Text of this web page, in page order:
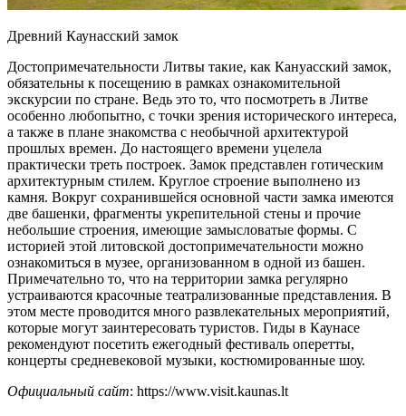
Древний Каунасский замок
Достопримечательности Литвы такие, как Кануасский замок,
обязательны к посещению в рамках ознакомительной
экскурсии по стране. Ведь это то, что посмотреть в Литве
особенно любопытно, с точки зрения исторического интереса,
а также в плане знакомства с необычной архитектурой
прошлых времен. До настоящего времени уцелела
практически треть построек. Замок представлен готическим
архитектурным стилем. Круглое строение выполнено из
камня. Вокруг сохранившейся основной части замка имеются
две башенки, фрагменты укрепительной стены и прочие
небольшие строения, имеющие замысловатые формы. С
историей этой литовской достопримечательности можно
ознакомиться в музее, организованном в одной из башен.
Примечательно то, что на территории замка регулярно
устраиваются красочные театрализованные представления. В
этом месте проводится много развлекательных мероприятий,
которые могут заинтересовать туристов. Гиды в Каунасе
рекомендуют посетить ежегодный фестиваль оперетты,
концерты средневековой музыки, костюмированные шоу.
Официальный сайт: https://www.visit.kaunas.lt